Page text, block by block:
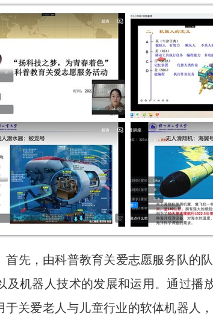
首先，由科普教育关爱志愿服务队的
机器人技术的发展和运用。通过播
关爱老人与儿童行业的软体机器人